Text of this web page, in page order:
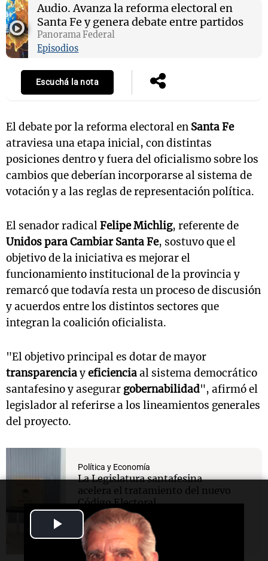
Play
Video
Audio.Avanza la reforma electoral en
Santa Fe y genera debate entre partidos
Panorama Federal
Episodios
Escuchá la nota
El debate por la reforma electoral en Santa Fe
atraviesa una etapa inicial, con distintas
posiciones dentro y fuera del oficialismo sobre los
cambios que deberían incorporarse al sistema de
votación y a las reglas de representación política.
El senador radicalFelipe Michlig, referente de
Unidos para Cambiar Santa Fe, sostuvo que el
objetivo de la iniciativa es mejorar el
funcionamiento institucional de la provincia y
remarcó que todavía resta un proceso de discusión
y acuerdos entre los distintos sectores que
integran la coalición oficialista.
"El objetivo principal es dotar de mayor
transparenciayeficienciaal sistema democrático
santafesino y asegurar gobernabilidad", afirmó el
legislador al referirse a los lineamientos generales
del proyecto.
Política y Economía
La Legislatura santafesina
acelera el tratamiento del nuevo
Código Electoral